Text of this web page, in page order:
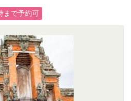
まで予約可